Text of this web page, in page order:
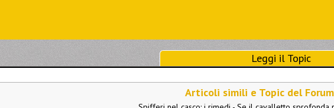
Leggi il Topic
Articoli simili e Topic del